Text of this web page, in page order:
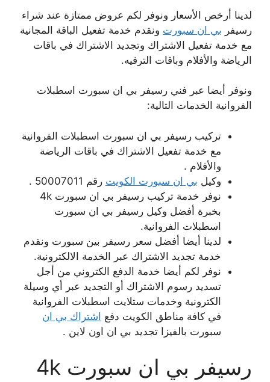
لدينا أرخص الأسعار ونوفر لكم عروض ممتازة عند شراء
رسيفر بي ان سبورت ونقدم خدمة تفعيل الباقة المجانية
مع خدمة تفعيل الاشتراك وتجديد الاشتراك في باقات
الرياضة والأفلام وباقات الترفيه.
ونوفر أيضا عبر فني رسيفر بي ان سبورت اسطبلات
الفروانية الخدمات التالية:
تركيب رسيفر بي ان سبورت اسطبلات الفروانية
مع خدمة تفعيل الاشتراك في باقات الرياضة
والأفلام .
وكيل بي ان سبورت الكويت رقم 50007011 .
نوفر خدمة تركيب رسيفر بي ان سبورت 4k
بخبرة أفضل وكيل رسيفر بي ان سبورت
اسطبلات الفروانية.
لدينا أيضا أفضل سعر رسيفر بين سبورت ونقدم
خدمة تجديد الاشتراك عبر الخدمة الالكترونية.
نوفر لكم أيضا خدمة الدفع الكتروني من أجل
تسديد رسوم الاشتراك أو التجديد عبر أي وسيلة
الكترونية وخدمات ستلايت اسطبلات الفروانية
في كافة مناطق الكويت دفع اشتراك بي ان
سبورت بالفيزا تجديد بي ان اون لاين .
رسيفر بي ان سبورت 4k